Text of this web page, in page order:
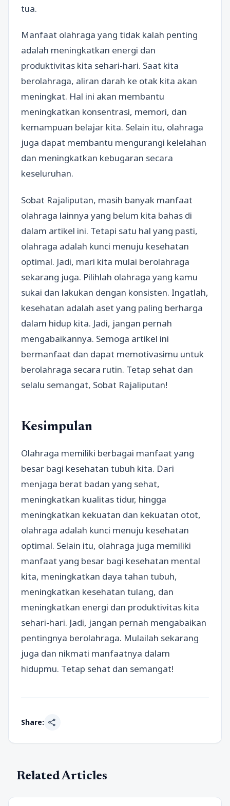
tua.
Manfaat olahraga yang tidak kalah penting
adalah meningkatkan energi dan
produktivitas kita sehari-hari. Saat kita
berolahraga, aliran darah ke otak kita akan
meningkat. Hal ini akan membantu
meningkatkan konsentrasi, memori, dan
kemampuan belajar kita. Selain itu, olahraga
juga dapat membantu mengurangi kelelahan
dan meningkatkan kebugaran secara
keseluruhan.
Sobat Rajaliputan, masih banyak manfaat
olahraga lainnya yang belum kita bahas di
dalam artikel ini. Tetapi satu hal yang pasti,
olahraga adalah kunci menuju kesehatan
optimal. Jadi, mari kita mulai berolahraga
sekarang juga. Pilihlah olahraga yang kamu
sukai dan lakukan dengan konsisten. Ingatlah,
kesehatan adalah aset yang paling berharga
dalam hidup kita. Jadi, jangan pernah
mengabaikannya. Semoga artikel ini
bermanfaat dan dapat memotivasimu untuk
berolahraga secara rutin. Tetap sehat dan
selalu semangat, Sobat Rajaliputan!
Kesimpulan
Olahraga memiliki berbagai manfaat yang
besar bagi kesehatan tubuh kita. Dari
menjaga berat badan yang sehat,
meningkatkan kualitas tidur, hingga
meningkatkan kekuatan dan kekuatan otot,
olahraga adalah kunci menuju kesehatan
optimal. Selain itu, olahraga juga memiliki
manfaat yang besar bagi kesehatan mental
kita, meningkatkan daya tahan tubuh,
meningkatkan kesehatan tulang, dan
meningkatkan energi dan produktivitas kita
sehari-hari. Jadi, jangan pernah mengabaikan
pentingnya berolahraga. Mulailah sekarang
juga dan nikmati manfaatnya dalam
hidupmu. Tetap sehat dan semangat!
Share: share
Related Articles